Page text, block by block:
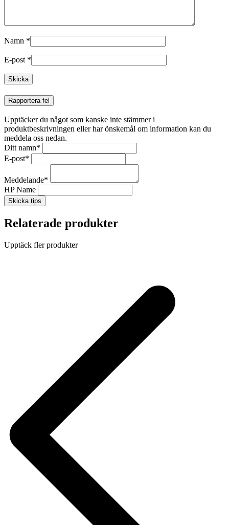
Namn *
E-post *
Rapportera fel
Upptäcker du något som kanske inte stämmer i
produktbeskrivningen eller har önskemål om information kan du
meddela oss nedan.
Ditt namn*
E-post*
Meddelande*
HP Name
Skicka tips
Relaterade produkter
Upptäck fler produkter